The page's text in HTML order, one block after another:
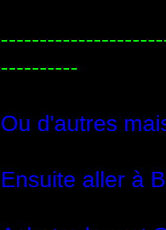
----------
Ou d'autres
Ensuite aller à